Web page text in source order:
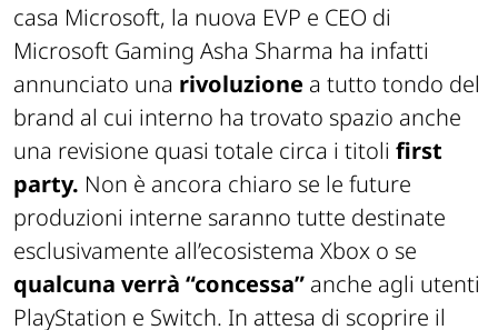
casa Microsoft, la nuova EVP e CEO di
Microsoft Gaming Asha Sharma ha infatti
annunciato una rivoluzione a tutto tondo del
brand al cui interno ha trovato spazio anche
una revisione quasi totale circa i titoli first
party. Non è ancora chiaro se le future
produzioni interne saranno tutte destinate
esclusivamente all’ecosistema Xbox o se
qualcuna verrà “concessa” anche agli utenti
PlayStation e Switch. In attesa di scoprire il